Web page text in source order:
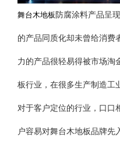
舞台木地板 防腐涂料产品呈
的产品同质化却未曾给消费
力的产品很轻易得被市场淘
板行业，在很多生产制造工
对于客户定位的行业，口口
户容易对舞台木地板品牌先